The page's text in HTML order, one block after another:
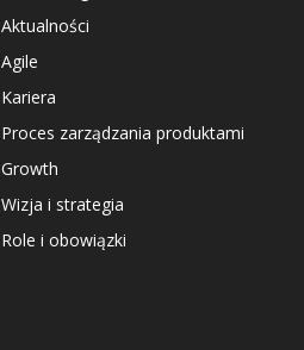
Aktualności
Agile
Kariera
Proces zarządzania produktami
Growth
Wizja i strategia
Role i obowiązki